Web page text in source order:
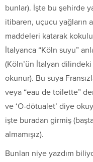
bunlar). İşte bu şehirde
itibaren, uçucu
maddeleri katarak
İtalyanca “Köln suyu”
(Köln’ün İtalyan dilindeki
okunur). Bu suya
veya “eau de toilette”
ve ‘O-dötualet’ diye
işte buradan girmiş
almamışız).
Bunları niye yazdım